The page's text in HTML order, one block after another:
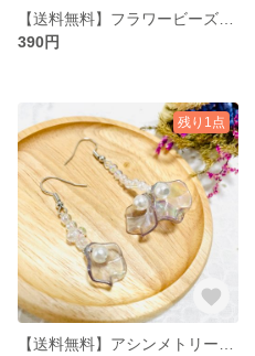
390円
残り1点